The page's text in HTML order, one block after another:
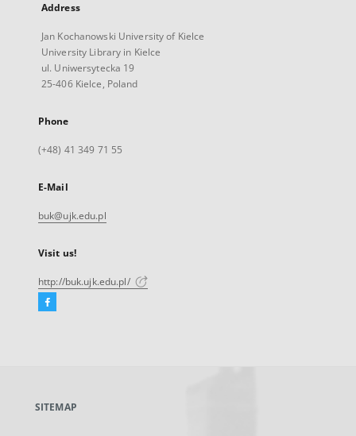
Address
Jan Kochanowski University of Kielce
University Library in Kielce
ul. Uniwersytecka 19
25-406 Kielce, Poland
Phone
(+48) 41 349 71 55
E-Mail
buk@ujk.edu.pl
Visit us!
http://buk.ujk.edu.pl/
Facebook
new
SITEMAP